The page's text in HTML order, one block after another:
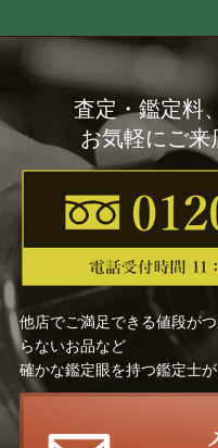
査定・鑑定料
お気軽にご来
他店でご満足できる値段が
らないお品など
確かな鑑定眼を持つ鑑定士